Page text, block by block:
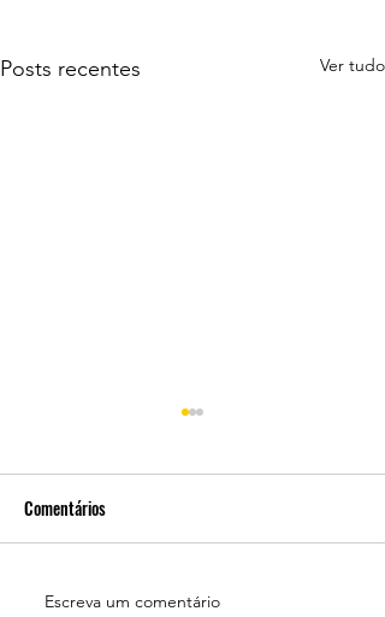
Posts recentes Ver tudo
Varig! Varig! Varig!
Comentários
Escreva um comentário